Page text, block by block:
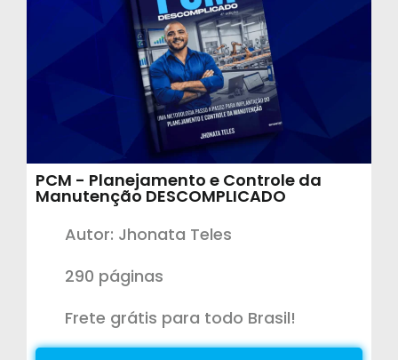
PCM - Planejamento e Controle da
Manutenção DESCOMPLICADO
Autor: Jhonata Teles
290 páginas
Frete grátis para todo Brasil!